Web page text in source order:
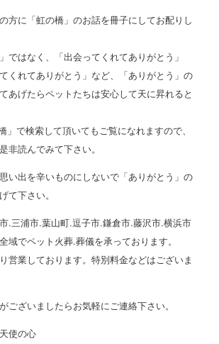
方に「虹の橋」のお話を冊子にしてお配りし
ではなく、「出会ってくれてありがとう」
くれてありがとう」など、「ありがとう」の
あげたらペットたちは安心して天に昇れると
」で検索して頂いてもご覧になれますので、
非読んでみて下さい。
い出を辛いものにしないで「ありがとう」の
て下さい。
.三浦市.葉山町.逗子市.鎌倉市.藤沢市.横浜市
域でペット火葬.葬儀を承っております。
営業しております。特別料金などはございま
ございましたらお気軽にご連絡下さい。
使の心